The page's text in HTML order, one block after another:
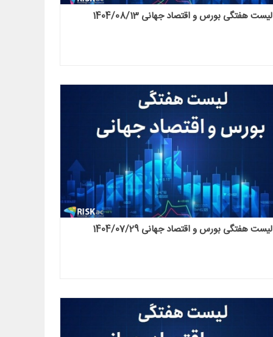
لیست هفتگی بورس و اقتصاد جهانی 1404/08/13
لیست هفتگی بورس و اقتصاد جهانی 1404/07/29